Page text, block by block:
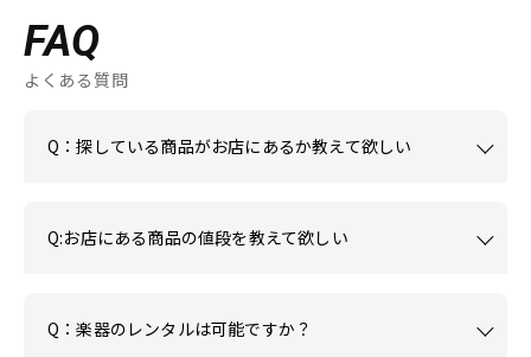
FAQ
よくある質問
Q：探している商品がお店にあるか教えて欲しい
Q:お店にある商品の値段を教えて欲しい
Q：楽器のレンタルは可能ですか？